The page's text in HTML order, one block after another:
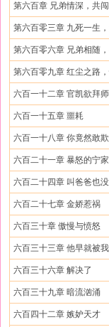
第六百章 兄弟情深，共
第六百零三章 九死一生
第六百零六章 兄弟相随
第六百零九章 红尘之路
六百一十二章 官凯欲拜师
六百一十五章 噩耗
六百一十八章 你竟然敢
六百二十一章 暴怒的宁
六百二十四章 叫爸爸也没
六百二十七章 金娇惹祸
六百三十章 傲慢与愤怒
六百三十三章 他早就被
六百三十六章 解决了
六百三十九章 暗流汹涌
六百四十二章 嫉妒天才